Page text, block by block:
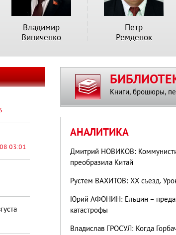
Владимир
Виниченко
Петр
Ремденок
03:01
Книги, брошюры,
АНАЛИТИКА
Дмитрий НОВИКОВ:
преобразила Китай
Рустем ВАХИТОВ: ХХ съезд.
Юрий АФОНИН: Ельцин –
катастрофы
Владислав ГРОСУЛ: Когда